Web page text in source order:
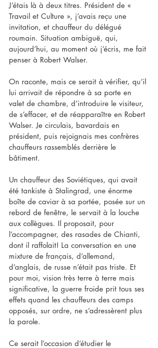
J’étais là à deux titres. Président de «
Travail et Culture », j’avais reçu une
invitation, et chauffeur du délégué
roumain. Situation ambiguë, qui,
aujourd’hui, au moment où j’écris, me fait
penser à Robert Walser.
On raconte, mais ce serait à vérifier, qu’il
lui arrivait de répondre à sa porte en
valet de chambre, d’introduire le visiteur,
de s’effacer, et de réapparaître en Robert
Walser. Je circulais, bavardais en
président, puis rejoignais mes confrères
chauffeurs rassemblés derrière le
bâtiment.
Un chauffeur des Soviétiques, qui avait
été tankiste à Stalingrad, une énorme
boîte de caviar à sa portée, posée sur un
rebord de fenêtre, le servait à la louche
aux collègues. Il proposait, pour
l’accompagner, des rasades de Chianti,
dont il raffolait! La conversation en une
mixture de français, d’allemand,
d’anglais, de russe n’était pas triste. Et
pour moi, vision très terre à terre mais
significative, la guerre froide prit tous ses
effets quand les chauffeurs des camps
opposés, sur ordre, ne s’adressèrent plus
la parole.
Ce serait l’occasion d’étudier le